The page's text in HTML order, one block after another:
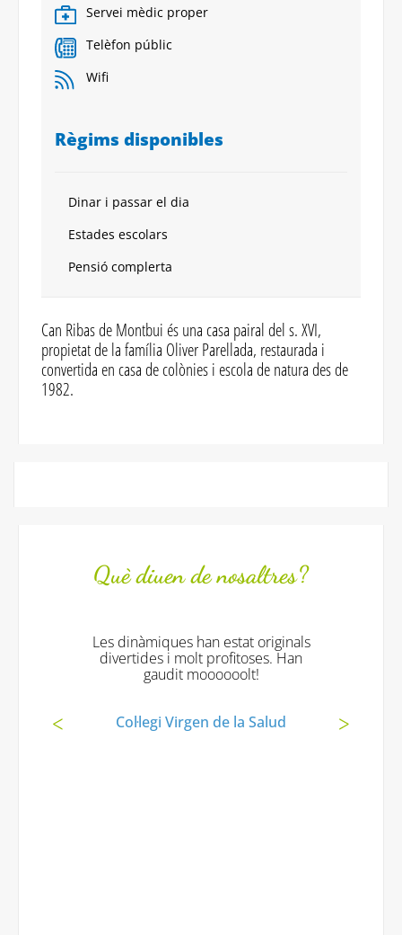
Servei mèdic proper
Telèfon públic
Wifi
Règims disponibles
Dinar i passar el dia
Estades escolars
Pensió complerta
Can Ribas de Montbui és una casa pairal del s. XVI,
propietat de la família Oliver Parellada, restaurada i
convertida en casa de colònies i escola de natura des de
1982.
Què diuen de nosaltres?
Les dinàmiques han estat originals
divertides i molt profitoses. Han
gaudit moooooolt!
Col·legi Virgen de la Salud